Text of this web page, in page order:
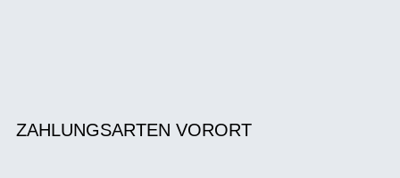
ZAHLUNGSARTEN VORORT